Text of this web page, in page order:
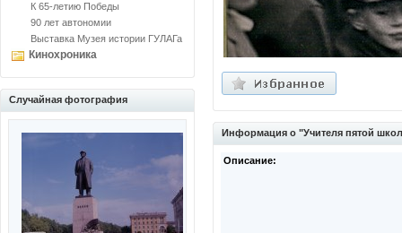
К 65-летию Победы
90 лет автономии
Выставка Музея истории ГУЛАГа
Кинохроника
Случайная фотография
Информация о "Учителя пятой
Описание: